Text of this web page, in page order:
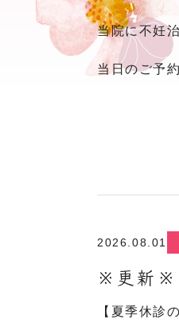
当院に不妊
当日のご予
2026.08.01
※更新※
【夏季休診